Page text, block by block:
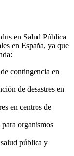
en Salud Pública
en España, ya que
contingencia en
de desastres en
en centros de
organismos
pública y